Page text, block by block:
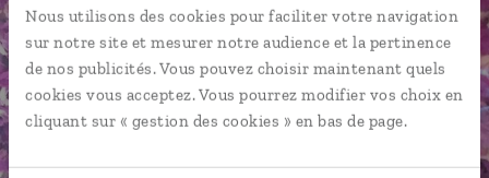
Nous utilisons des cookies pour faciliter votre navigation
sur notre site et mesurer notre audience et la pertinence
de nos publicités. Vous pouvez choisir maintenant quels
cookies vous acceptez. Vous pourrez modifier vos choix en
cliquant sur « gestion des cookies » en bas de page.
Une envie de voyage
particulière ?
Bâgh-e-Dôlat-âbâd Bazar de Kashan